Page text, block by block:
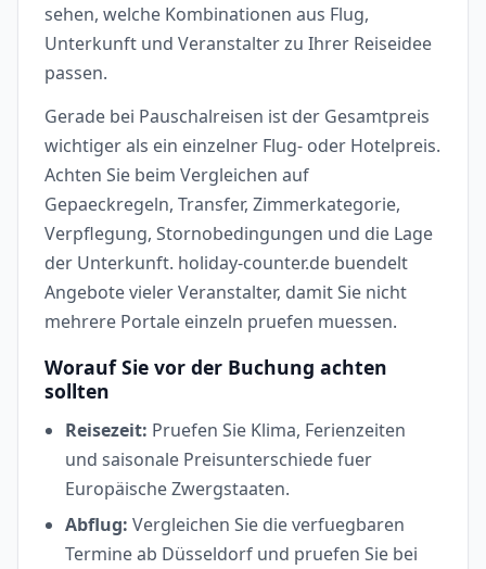
sehen, welche Kombinationen aus Flug,
Unterkunft und Veranstalter zu Ihrer Reiseidee
passen.
Gerade bei Pauschalreisen ist der Gesamtpreis
wichtiger als ein einzelner Flug- oder Hotelpreis.
Achten Sie beim Vergleichen auf
Gepaeckregeln, Transfer, Zimmerkategorie,
Verpflegung, Stornobedingungen und die Lage
der Unterkunft. holiday-counter.de buendelt
Angebote vieler Veranstalter, damit Sie nicht
mehrere Portale einzeln pruefen muessen.
Worauf Sie vor der Buchung achten
sollten
Reisezeit: Pruefen Sie Klima, Ferienzeiten
und saisonale Preisunterschiede fuer
Europäische Zwergstaaten.
Abflug: Vergleichen Sie die verfuegbaren
Termine ab Düsseldorf und pruefen Sie bei